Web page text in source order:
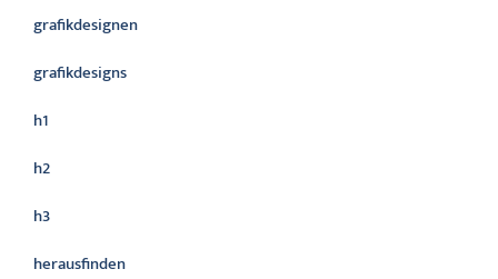
grafikdesignen
grafikdesigns
h1
h2
h3
herausfinden